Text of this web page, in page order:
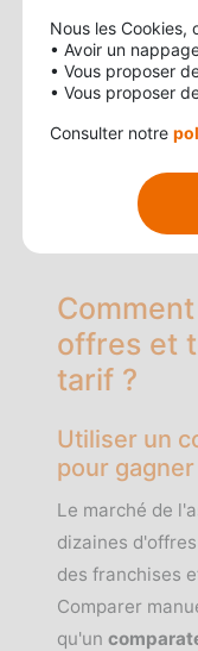
risques
(période après
les garanties
souvent
offres et
tarif ?
Utiliser un
pour
Le marché de
dizaines
des franchises
Comparer
qu'un
Nous les Cookies,
• Avoir un
• Vous proposer
• Vous proposer
Consulter notre